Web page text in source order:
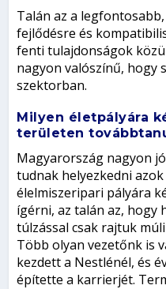
Talán az a
fejlődésre és
fenti tulajdonságok
nagyon valószínű, hogy
szektorban.
Milyen életpályára
területen
Magyarország nagyon
tudnak helyezkedni
élelmiszeripari pályára
ígérni, az talán az, hogy
túlzással csak rajtuk
Több olyan vezetőnk is
kezdett a Nestlénél, és
építette a karrierjét.